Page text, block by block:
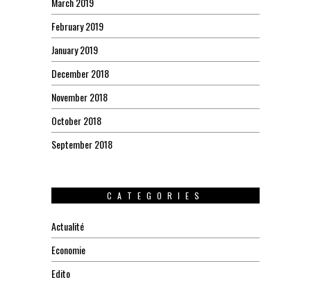
February 2019
January 2019
December 2018
November 2018
October 2018
September 2018
CATEGORIES
Actualité
Economie
Edito